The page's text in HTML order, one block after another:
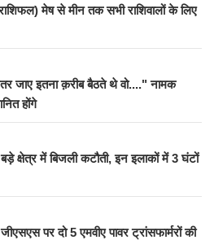
मेष से मीन तक सभी राशिवालों के लिए
जाए इतना क़रीब बैठते थे वो...." नामक
होंगे
में बिजली कटौती, इन इलाकों में 3 घंटों
पर दो 5 एमवीए पावर ट्रांसफार्मरों की